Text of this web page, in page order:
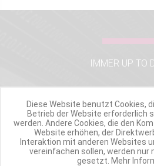
IMMER UP TO
MIWEBA
TOP
Diese Website benutzt Cookies,
Betrieb der Website erforderlich
werden. Andere Cookies, die den
Website erhöhen, der
Interaktion mit anderen Websites
vereinfachen sollen, werden nur
gesetzt. Mehr